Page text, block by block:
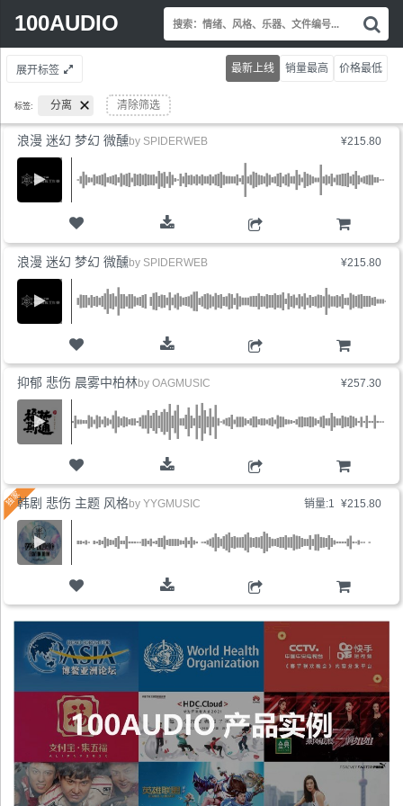
100AUDIO
Search
索
情
绪
乐
文
展开标签
标签: 分离 清除筛选
最新上线 销量最高 价格最低
¥215.80
浪漫 迷幻 梦幻 微醺by SPIDERWEB
¥215.80
购物车
浪漫 迷幻 梦幻 微醺by SPIDERWEB
¥257.30
购物车
抑郁 悲伤 晨雾中柏林by OAGMUSIC
销量:1 ¥215.80
购物车
韩剧 悲伤 主题 风格by YYGMUSIC